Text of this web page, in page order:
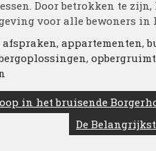
Door betrokken te
voor alle bewoners in
afspraken, appartementen,
,
in het bruisende
De